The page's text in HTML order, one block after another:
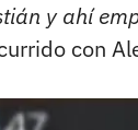
y ahí
con